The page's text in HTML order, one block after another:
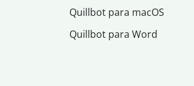
Quillbot para macOS
Quillbot para Word